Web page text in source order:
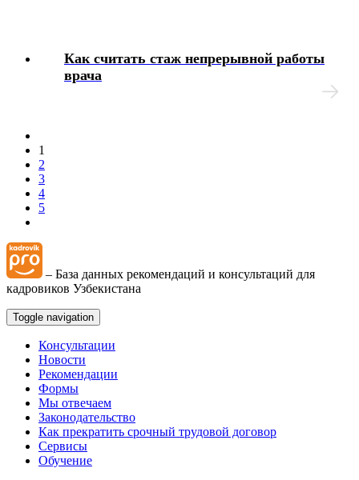
Как считать стаж непрерывной работы
врача
1
2
3
4
5
– База данных рекомендаций и консультаций для
кадровиков Узбекистана
Toggle navigation
Консультации
Новости
Рекомендации
Формы
Мы отвечаем
Законодательство
Как прекратить срочный трудовой договор
Сервисы
Обучение